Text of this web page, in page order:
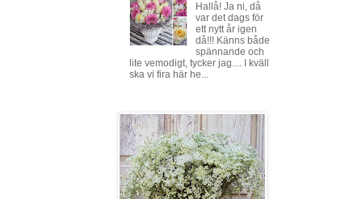
Hallå! Ja ni, då
var det dags för
ett nytt år igen
då!!! Känns både
spännande och
lite vemodigt, tycker jag.... I kväll
ska vi fira här he...